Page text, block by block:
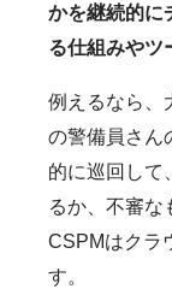
かを継続的に
る仕組みやツ
例えるなら、
の警備員さん
的に巡回して
るか、不審な
CSPMはクラ
す。